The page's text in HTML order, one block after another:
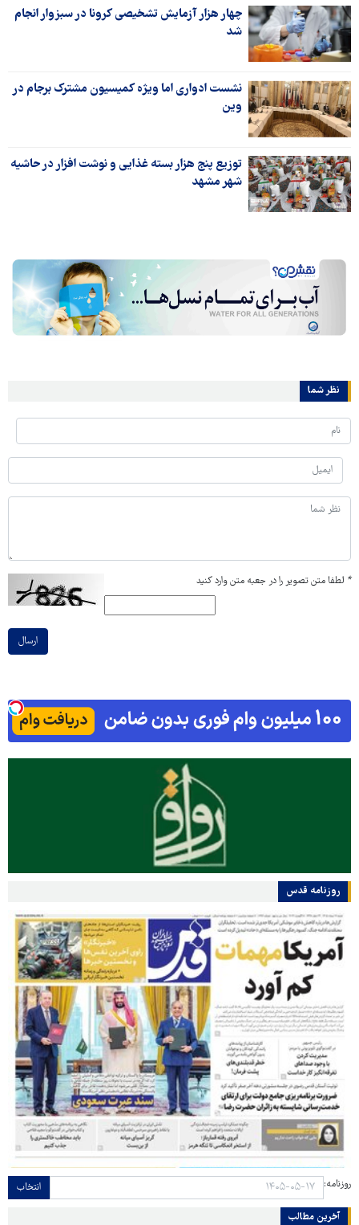
چهار هزار آزمایش تشخیصی کرونا در سبزوار انجام
شد
نشست ادواری اما ویژه کمیسیون مشترک برجام در
وین
توزیع پنج هزار بسته غذایی و نوشت افزار در حاشیه
شهر مشهد
نظر شما
* لطفا متن تصویر را در جعبه متن وارد کنید
ارسال
روزنامه قدس
روزنامه: انتخاب
آخرین مطالب